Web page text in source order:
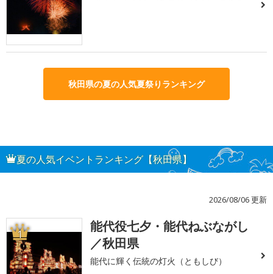
秋田県の夏の人気夏祭りランキング
夏の人気イベントランキング【秋田県】
2026/08/06 更新
1
能代役七夕・能代ねぶながし
／秋田県
能代に輝く伝統の灯火（ともしび）